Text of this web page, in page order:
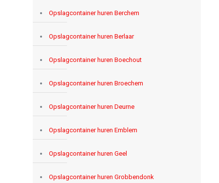
Opslagcontainer huren Berchem
Opslagcontainer huren Berlaar
Opslagcontainer huren Boechout
Opslagcontainer huren Broechem
Opslagcontainer huren Deurne
Opslagcontainer huren Emblem
Opslagcontainer huren Geel
Opslagcontainer huren Grobbendonk